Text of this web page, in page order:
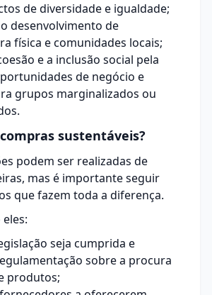
de diversidade e igualdade;
desenvolvimento de
física e comunidades locais;
e a inclusão social pela
de negócio e
grupos marginalizados ou
sustentáveis?
podem ser realizadas de
mas é importante seguir
que fazem toda a diferença.
seja cumprida e
sobre a procura
produtos;